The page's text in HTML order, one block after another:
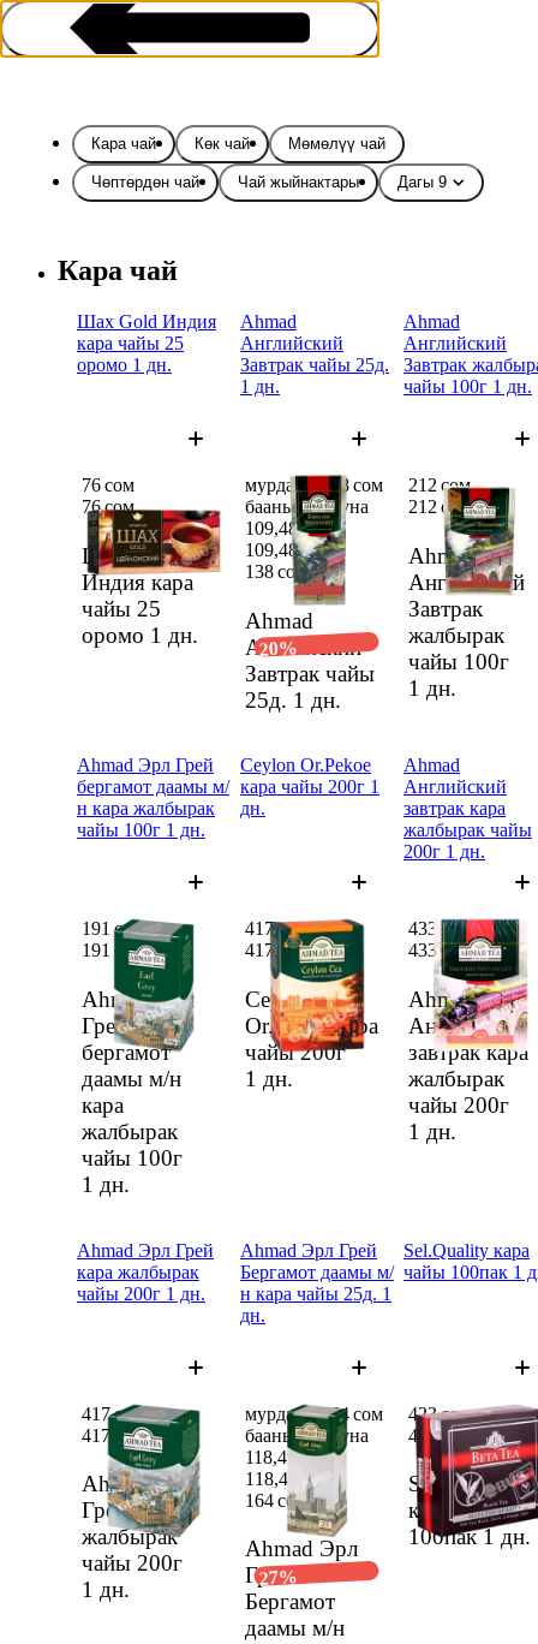
Чай жана кофе
Кара чай Көк чай Мөмөлүү чай
Чөптөрдөн чай Чай жыйнактары Дагы 9
Кара чай
Шах Gold Индия
кара чайы 25
оромо 1 дн.
Шах Gold
Индия кара
чайы 25
оромо 1 дн.
76 сом
76 сом
Ahmad
Английский
Завтрак чайы 25д.
1 дн.
Ahmad
Английский
Завтрак чайы
25д. 1 дн.
мурдагы 138 сом
баанын ордуна
109,48 сом
109,48 сом
138 сом
20%
Ahmad
Английский
Завтрак
чайы 100г 1 дн.
Ahmad
Английский
Завтрак
жалбырак
чайы 100г
1 дн.
212 сом
212 сом
Ahmad Эрл Грей
бергамот даамы м/
н кара жалбырак
чайы 100г 1 дн.
Ahmad Эрл
Грей
бергамот
даамы м/н
кара
жалбырак
чайы 100г
1 дн.
191 сом
191 сом
Ceylon Or.Pekoe
кара чайы 200г 1
дн.
Ceylon
Or.Pekoe кара
чайы 200г
1 дн.
417 сом
417 сом
Ahmad
Английский
завтрак кара
жалбырак чайы
200г 1 дн.
Ahmad
Английский
завтрак кара
жалбырак
чайы 200г
1 дн.
433 сом
433 сом
Ahmad Эрл Грей
кара жалбырак
чайы 200г 1 дн.
Ahmad Эрл
Грей кара
жалбырак
чайы 200г
1 дн.
417 сом
417 сом
Ahmad Эрл Грей
Бергамот даамы м/
н кара чайы 25д. 1
дн.
Ahmad Эрл
Грей
Бергамот
даамы м/н
мурдагы 164 сом
баанын ордуна
118,49 сом
118,49 сом
164 сом
27%
Sel.Quality кара
чайы 100пак 1
Sel.Quality
кара чайы
100пак1 дн.
423 сом
423 сом